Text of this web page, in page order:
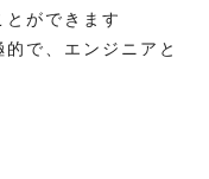
とができます
で、エンジニアと